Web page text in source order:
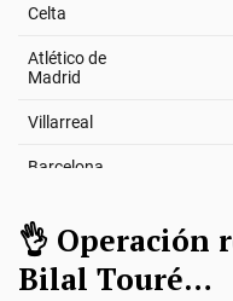
👌 Operación
Bilal Touré…